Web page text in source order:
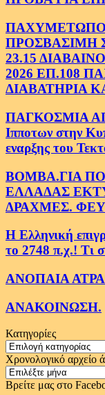
ΠΡΟΣΒΑΣΙΜΗ
23.15
2026 ΕΠ.108
ΔΙΑΒΑΤΗΡΙΑ
ΠΑΓΚΟΣΜΙΑ
Ιπποτων στην
εναρξης του
ΒΟΜΒΑ.ΓΙΑ
ΕΛΛΑΔΑΣ
ΔΡΑΧΜΕΣ.
Η Ελληνική
το 2748 π.χ.! Τι
ΑΝΟΠΑΙΑ
ΑΝΑΚΟΙΝΩΣΗ.
Κατηγορίες
Κατηγορίες
Χρονολογικό αρχείο
Χρονολογικό
αρχείο
Βρείτε μας στο